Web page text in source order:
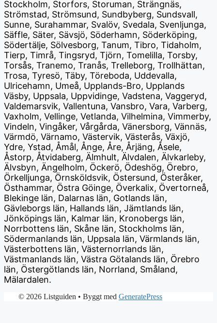
Stockholm, Storfors, Storuman, Strängnäs,
Strömstad, Strömsund, Sundbyberg, Sundsvall,
Sunne, Surahammar, Svalöv, Svedala, Svenljunga,
Säffle, Säter, Sävsjö, Söderhamn, Söderköping,
Södertälje, Sölvesborg, Tanum, Tibro, Tidaholm,
Tierp, Timrå, Tingsryd, Tjörn, Tomelilla, Torsby,
Torsås, Tranemo, Tranås, Trelleborg, Trollhättan,
Trosa, Tyresö, Täby, Töreboda, Uddevalla,
Ulricehamn, Umeå, Upplands-Bro, Upplands
Väsby, Uppsala, Uppvidinge, Vadstena, Vaggeryd,
Valdemarsvik, Vallentuna, Vansbro, Vara, Varberg,
Vaxholm, Vellinge, Vetlanda, Vilhelmina, Vimmerby,
Vindeln, Vingåker, Vårgårda, Vänersborg, Vännäs,
Värmdö, Värnamo, Västervik, Västerås, Växjö,
Ydre, Ystad, Åmål, Ånge, Åre, Årjäng, Åsele,
Åstorp, Åtvidaberg, Älmhult, Älvdalen, Älvkarleby,
Älvsbyn, Ängelholm, Öckerö, Ödeshög, Örebro,
Örkelljunga, Örnsköldsvik, Östersund, Österåker,
Östhammar, Östra Göinge, Överkalix, Övertorneå,
Blekinge län, Dalarnas län, Gotlands län,
Gävleborgs län, Hallands län, Jämtlands län,
Jönköpings län, Kalmar län, Kronobergs län,
Norrbottens län, Skåne län, Stockholms län,
Södermanlands län, Uppsala län, Värmlands län,
Västerbottens län, Västernorrlands län,
Västmanlands län, Västra Götalands län, Örebro
län, Östergötlands län, Norrland, Småland,
Mälardalen.
© 2026 Listguiden • Byggt med GeneratePress